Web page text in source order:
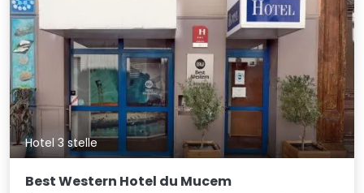
Hotel 3 stelle
Best Western Hotel du Mucem